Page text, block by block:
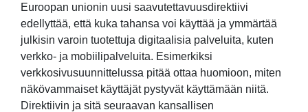
Euroopan unionin uusi saavutettavuusdirektiivi
edellyttää, että kuka tahansa voi käyttää ja ymmärtää
julkisin varoin tuotettuja digitaalisia palveluita, kuten
verkko- ja mobiilipalveluita. Esimerkiksi
verkkosivusuunnittelussa pitää ottaa huomioon, miten
näkövammaiset käyttäjät pystyvät käyttämään niitä.
Direktiivin ja sitä seuraavan kansallisen